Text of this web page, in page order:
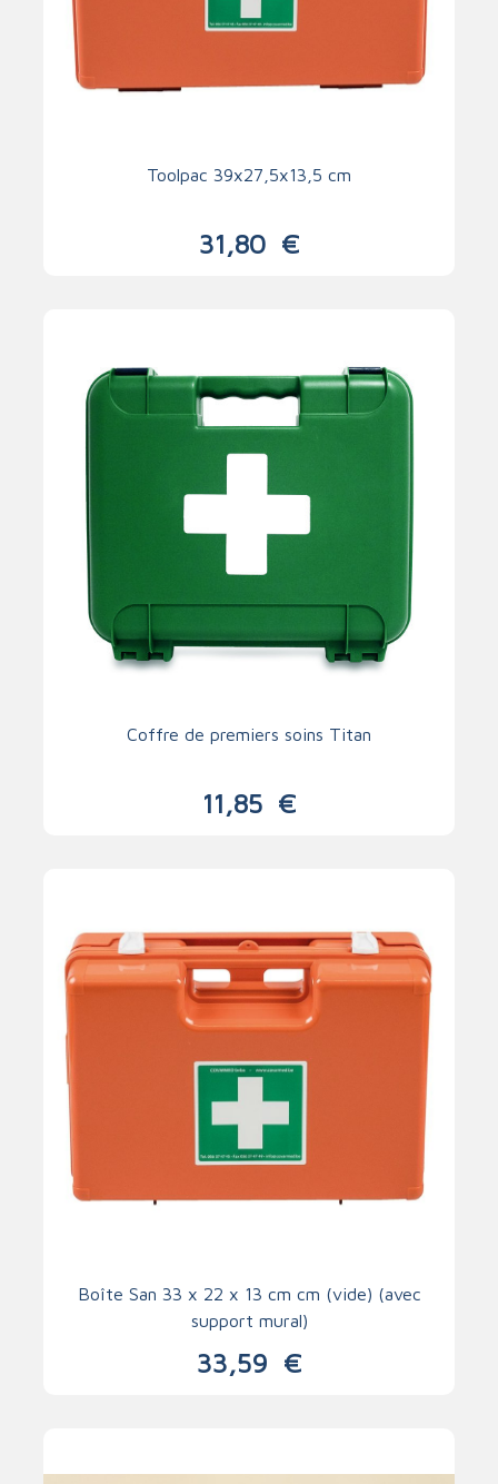
Toolpac 39x27,5x13,5 cm
31,80 €
Coffre de premiers soins Titan
11,85 €
Boîte San 33 x 22 x 13 cm cm (vide) (avec
support mural)
33,59 €